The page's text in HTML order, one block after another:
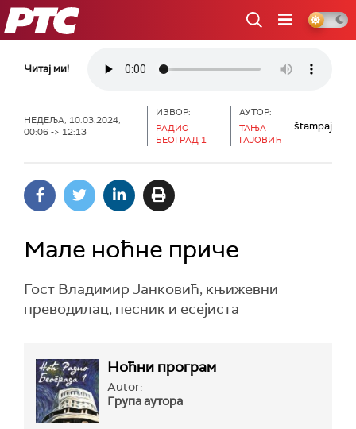
РТС
Читај ми!
НЕДЕЉА, 10.03.2024,
00:06 -> 12:13
ИЗВОР:
РАДИО
БЕОГРАД 1
АУТОР:
ТАЊА
ГАЈОВИЋ
štampaj
Мале ноћне приче
Гост Владимир Јанковић, књижевни
преводилац, песник и есејиста
Ноћни програм
Autor:
Група аутора